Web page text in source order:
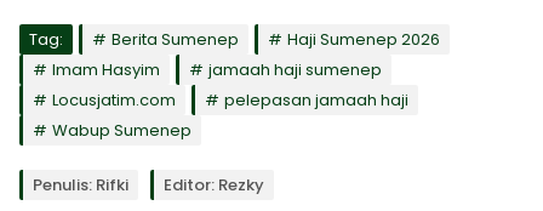
Tag: Berita Sumenep
Haji Sumenep 2026
Imam Hasyim
jamaah haji sumenep
Locusjatim.com
pelepasan jamaah haji
Wabup Sumenep
Penulis: Rifki Editor: Rezky